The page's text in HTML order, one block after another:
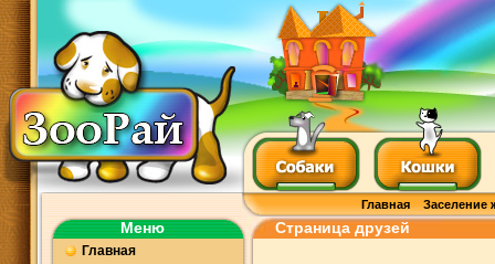
Главная Заселение
Меню
Главная
Страница друзей